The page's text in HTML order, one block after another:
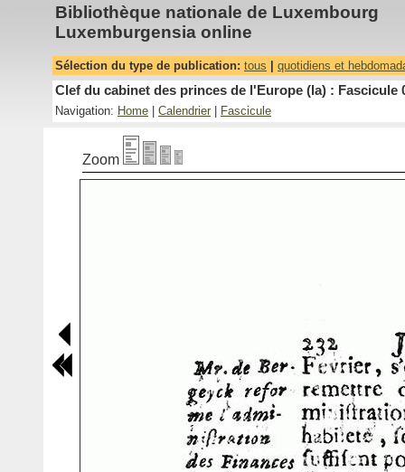
Bibliothèque nationale de Luxembourg
Luxemburgensia online
Sélection du type de publication: tous quotidiens et
Clef du cabinet des princes de l'Europe (la) : Fascicule
Navigation: Home Calendrier Fascicule
Zoom